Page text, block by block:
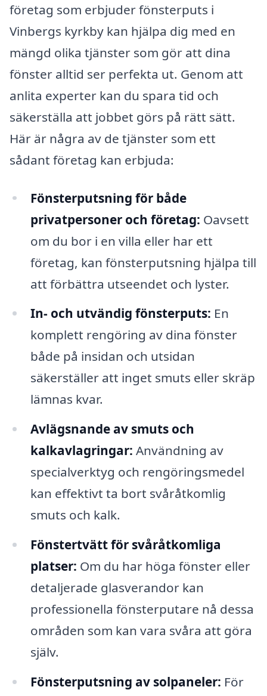
företag som erbjuder fönsterputs i
Vinbergs kyrkby kan hjälpa dig med en
mängd olika tjänster som gör att dina
fönster alltid ser perfekta ut. Genom att
anlita experter kan du spara tid och
säkerställa att jobbet görs på rätt sätt.
Här är några av de tjänster som ett
sådant företag kan erbjuda:
Fönsterputsning för både
privatpersoner och företag: Oavsett
om du bor i en villa eller har ett
företag, kan fönsterputsning hjälpa till
att förbättra utseendet och lyster.
In- och utvändig fönsterputs: En
komplett rengöring av dina fönster
både på insidan och utsidan
säkerställer att inget smuts eller skräp
lämnas kvar.
Avlägsnande av smuts och
kalkavlagringar: Användning av
specialverktyg och rengöringsmedel
kan effektivt ta bort svåråtkomlig
smuts och kalk.
Fönstertvätt för svåråtkomliga
platser: Om du har höga fönster eller
detaljerade glasverandor kan
professionella fönsterputare nå dessa
områden som kan vara svåra att göra
själv.
Fönsterputsning av solpaneler: För